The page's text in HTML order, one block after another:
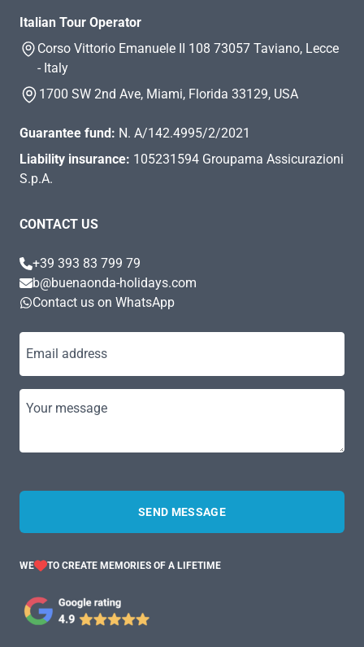
Italian Tour Operator
Corso Vittorio Emanuele II 108 73057 Taviano, Lecce
- Italy
1700 SW 2nd Ave, Miami, Florida 33129, USA
Guarantee fund: N. A/142.4995/2/2021
Liability insurance: 105231594 Groupama Assicurazioni
S.p.A.
CONTACT US
+39 393 83 799 79
b@buenaonda-holidays.com
Contact us on WhatsApp
Email address
Your message
SEND MESSAGE
WE TO CREATE MEMORIES OF A LIFETIME